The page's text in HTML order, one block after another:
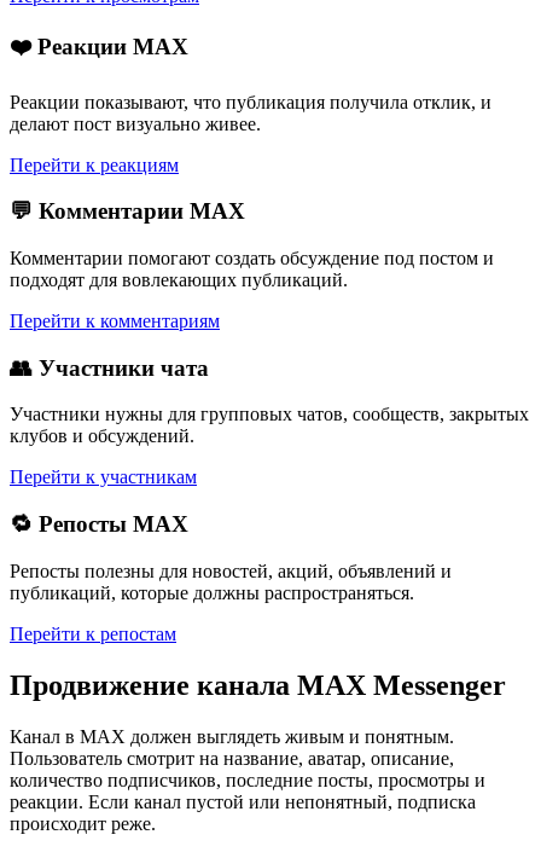
❤️ Реакции MAX
Реакции показывают, что публикация получила отклик, и
делают пост визуально живее.
Перейти к реакциям
💬 Комментарии MAX
Комментарии помогают создать обсуждение под постом и
подходят для вовлекающих публикаций.
Перейти к комментариям
👥 Участники чата
Участники нужны для групповых чатов, сообществ, закрытых
клубов и обсуждений.
Перейти к участникам
🔁 Репосты MAX
Репосты полезны для новостей, акций, объявлений и
публикаций, которые должны распространяться.
Перейти к репостам
Продвижение канала MAX Messenger
Канал в MAX должен выглядеть живым и понятным.
Пользователь смотрит на название, аватар, описание,
количество подписчиков, последние посты, просмотры и
реакции. Если канал пустой или непонятный, подписка
происходит реже.